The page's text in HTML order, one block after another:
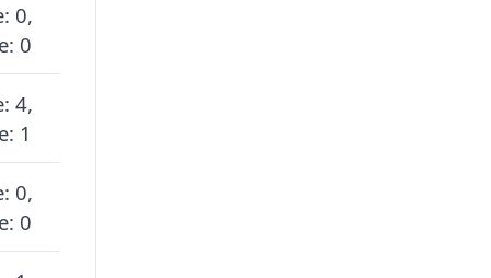
0,
0
4,
1
0,
0